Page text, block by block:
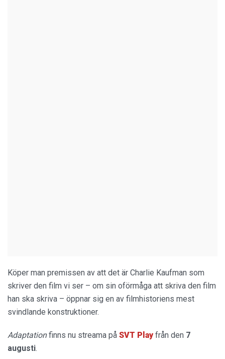
Köper man premissen av att det är Charlie Kaufman som
skriver den film vi ser – om sin oförmåga att skriva den film
han ska skriva – öppnar sig en av filmhistoriens mest
svindlande konstruktioner.
Adaptationfinns nu streama på SVT Playfrån den 7
augusti.